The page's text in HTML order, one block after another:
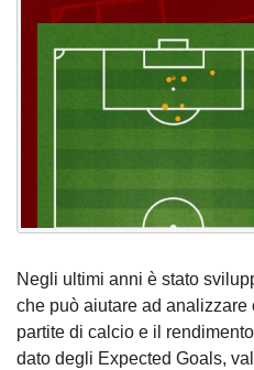
Negli ultimi anni è stato
che può aiutare ad
partite di calcio e il
dato degli Expected Goals,